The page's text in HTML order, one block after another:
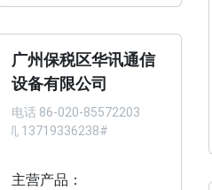
广州保税区华讯通信
设备有限公司
电话 86-020-85572203
手机 13719336238#
主营产品：